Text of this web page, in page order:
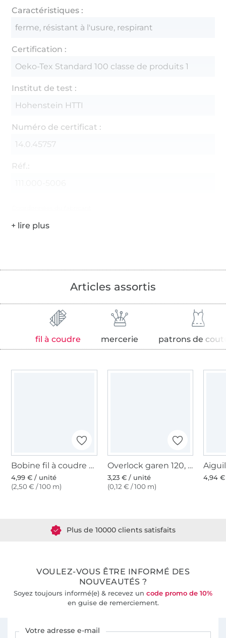
Caractéristiques :
ferme, résistant à l'usure, respirant
Certification :
Oeko-Tex Standard 100 classe de produits 1
Institut de test :
Hohenstein HTTI
Numéro de certificat :
14.0.45757
Réf.:
Articles assortis
fil à coudre mercerie patrons de
Bobine fil à coudre Gütermann 200m polyester, (208) taupe
4,99 € / unité
(2,50 € / 100 m)
Overlock garen 120, 2740 m, beige clair
3,23 € / unité
(0,12 € / 100 m)
4,94
VOULEZ-VOUS ÊTRE INFORMÉ DES
NOUVEAUTÉS ?
Soyez toujours informé(e) & recevez un code promo de 10%
en guise de remerciement.
Votre adresse e-mail